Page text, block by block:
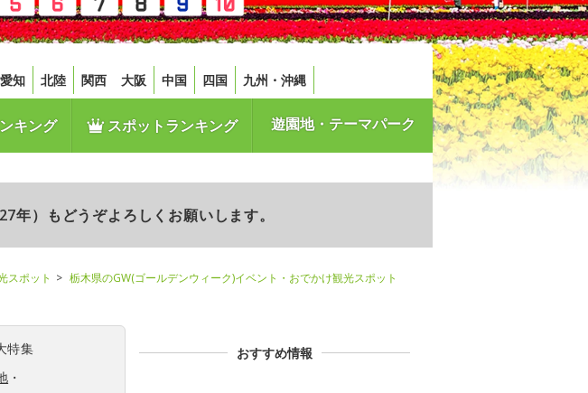
愛知 北陸 関西 大阪 中国 四国 九州・沖縄
キング スポットランキング 遊園地・テーマパーク
年）もどうぞよろしくお願いします。
スポット
栃木県のGW(ゴールデンウィーク)イベント・おでかけ観光スポット
特集
・
おすすめ情報